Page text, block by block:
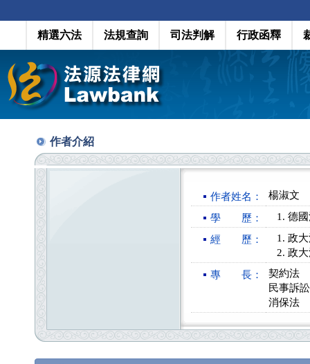
精選六法 法規查詢 司法判解 行政函釋
作者介紹
作者姓名： 楊淑文
學 歷： 德
經 歷：
政
政
專 長：
契約法
民事訴
消保法